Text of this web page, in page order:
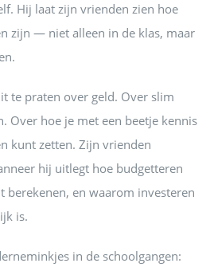
Hij laat zijn vrienden zien hoe
zijn — niet alleen in de klas, maar
te praten over geld. Over slim
Over hoe je met een beetje kennis
kunt zetten. Zijn vrienden
hij uitlegt hoe budgetteren
berekenen, en waarom investeren
is.
in de schoolgangen: